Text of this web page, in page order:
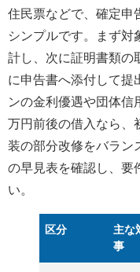
住民票などで、 確定申
シンプルです。まず対
計し、次に証明書類の
に申告書へ添付して提
ンの金利優遇や団体信
万円前後の借入なら、
装の部分改修をバラン
の早見表を確認し、要
い。
区分
主な
事